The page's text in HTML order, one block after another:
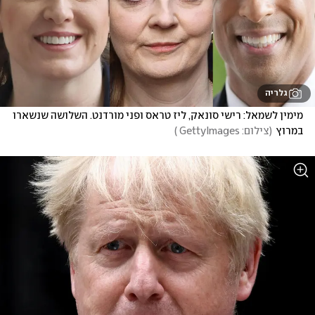
גלריה
במרוץ (צילום: GettyImages )